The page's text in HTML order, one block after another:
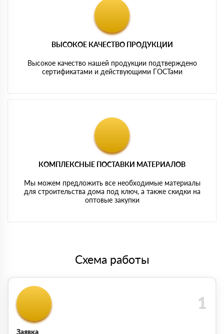
ВЫСОКОЕ КАЧЕСТВО ПРОДУКЦИИ
Высокое качество нашей продукции подтверждено
сертификатами и действующими ГОСТами
КОМПЛЕКСНЫЕ ПОСТАВКИ МАТЕРИАЛОВ
Мы можем предложить все необходимые материалы
для строительства дома под ключ, а также скидки на
оптовые закупки
Схема работы
Заявка